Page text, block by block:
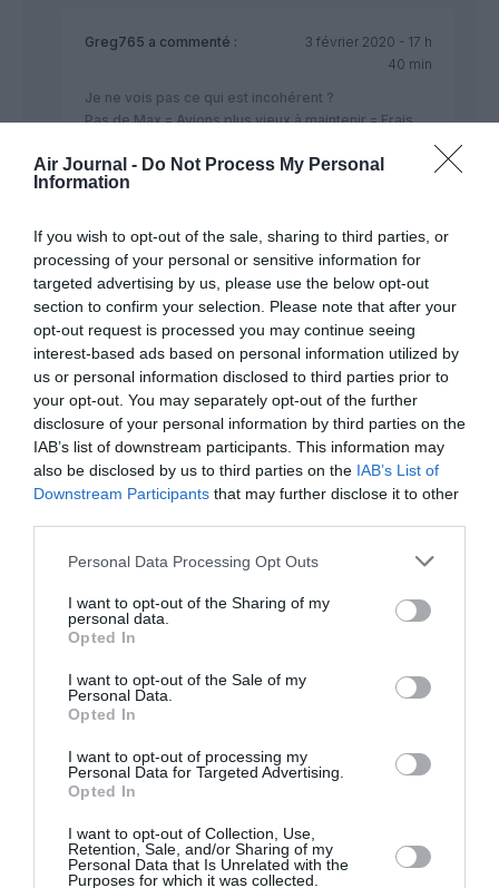
Air Journal - Do Not Process My Personal
Information
If you wish to opt-out of the sale, sharing to third parties, or
processing of your personal or sensitive information for
targeted advertising by us, please use the below opt-out
section to confirm your selection. Please note that after your
opt-out request is processed you may continue seeing
interest-based ads based on personal information utilized by
us or personal information disclosed to third parties prior to
your opt-out. You may separately opt-out of the further
disclosure of your personal information by third parties on the
IAB’s list of downstream participants. This information may
also be disclosed by us to third parties on the IAB’s List of
Downstream Participants that may further disclose it to other
Personal Data Processing Opt Outs
I want to opt-out of the Sharing of my
personal data.
Opted In
I want to opt-out of the Sale of my
Personal Data.
Opted In
I want to opt-out of processing my
Personal Data for Targeted Advertising.
Opted In
I want to opt-out of Collection, Use,
Retention, Sale, and/or Sharing of my
Personal Data that Is Unrelated with the
Purposes for which it was collected.
Greg765 a commenté :
3 février 2020 - 17 h
40 min
Je ne vois pas ce qui est incohérent ?
Pas de Max = Avions plus vieux à maintenir = Frais
Mais... a commenté :
3 février 2020 - 21
h 06 min
Les avions plus vieux faut voir du côté de
Lauda et de ses A320… Sa dérange pas
Ryanair de prendre des vieux avions
d’occasion sur ce coup
RÉPONDRE
Bencelloa commenté :
3 février 2020 - 17 h 45
Une fois que l’on sait que Ryanair clôture son exercice fiscal
en Mars, on comprend mieux que le 3ème trimestre recouvre
Paradoxe: Ryanair se plaint des couts de maintenance des
737 qui vieillissent et étoffe sa flotte d’A320, à priori
d’occasion. D’où vont venir ces 15 A320 supplémentaires de
Lauda Air?
loloboyer66a commenté :
3 février 2020 - 21 h 31